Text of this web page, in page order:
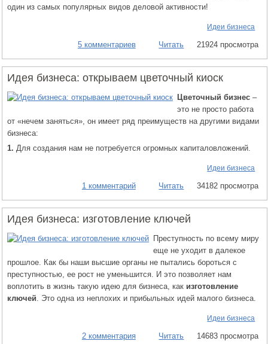
один из самых популярных видов деловой активности!
Идеи бизнеса
5 комментариев Читать 21924 просмотра
Идея бизнеса: открываем цветочный киоск
Цветочный бизнес –
это не просто работа
от «нечем заняться», он имеет ряд преимуществ на другими видами
бизнеса:
1. Для создания нам не потребуется огромных капиталовложений.
Идеи бизнеса
1 комментарий Читать 34182 просмотра
Идея бизнеса: изготовление ключей
Преступность по всему миру
еще не уходит в далекое
прошлое. Как бы наши высшие органы не пытались бороться с
преступностью, ее рост не уменьшится. И это позволяет нам
воплотить в жизнь такую идею для бизнеса, как изготовление
ключей . Это одна из неплохих и прибыльных идей малого бизнеса.
Идеи бизнеса
2 комментария Читать 14683 просмотра